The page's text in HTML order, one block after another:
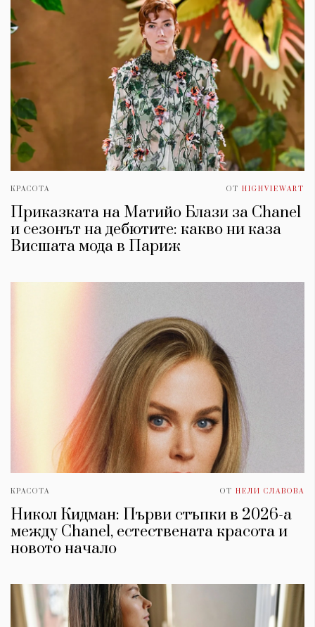
КРАСОТА ОТ HIGHVIEWART
Приказката на Матийо Блази за Chanel
и сезонът на дебютите: какво ни каза
Висшата мода в Париж
КРАСОТА ОТ НЕЛИ СЛАВОВА
Никол Кидман: Първи стъпки в 2026-а
между Chanel, естествената красота и
новото начало
КАТЕГОРИИ
Wine&Dine
Мода
Dialogue
Изкуство
ЗА НАС
За нас
Реклама
Политика за